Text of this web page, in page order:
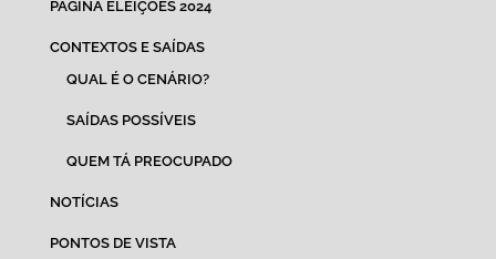
PÁGINA ELEIÇÕES 2024
CONTEXTOS E SAÍDAS
QUAL É O CENÁRIO?
SAÍDAS POSSÍVEIS
QUEM TÁ PREOCUPADO
NOTÍCIAS
PONTOS DE VISTA